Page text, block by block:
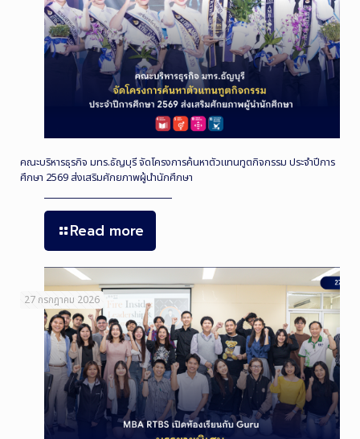
คณะบริหารธุรกิจ มทร.ธัญบุรี จัดโครงการค้นหาตัวแทนทูตกิจกรรม ประจำปีการ
ศึกษา 2569 ส่งเสริมศักยภาพผู้นำนักศึกษา
Read more
27 กรกฎาคม 2026